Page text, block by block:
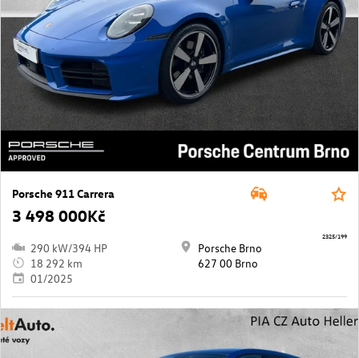
Porsche 911 Carrera
3 498 000Kč
290 kW/394 HP
18 292 km
01/2025
Porsche Brno
627 00 Brno
2325/199